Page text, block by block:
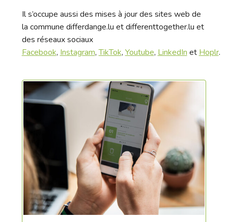
Il s’occupe aussi des mises à jour des sites web de
la commune differdange.lu et differenttogether.lu et
des réseaux sociaux
Facebook, Instagram,TikTok, Youtube, LinkedIn et Hoplr.